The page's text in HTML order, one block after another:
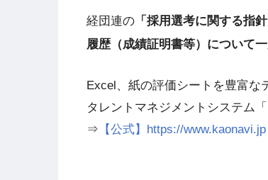
経団連の 「採用選考に関する指
履歴（成績証明書等）について
Excel、紙の評価シートを豊富な
タレントマネジメントシステム
⇒ 【公式】https://